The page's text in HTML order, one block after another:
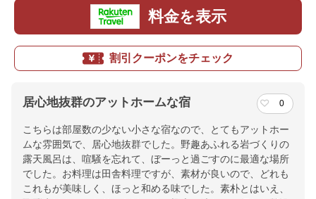
料金を表示
割引クーポンをチェック
居心地抜群のアットホームな宿 0
こちらは部屋数の少ない小さな宿なので、とてもアットホー
ムな雰囲気で、居心地抜群でした。野趣あふれる岩づくりの
露天風呂は、喧騒を忘れて、ぼーっと過ごすのに最適な場所
でした。お料理は田舎料理ですが、素材が良いので、どれも
これもが美味しく、ほっと和める味でした。素朴とはいえ、